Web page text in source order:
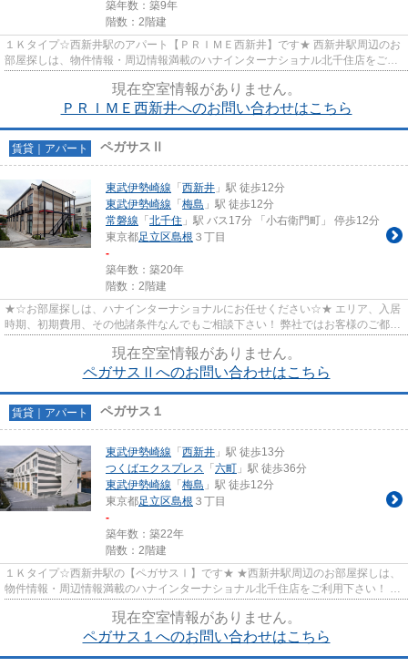
築年数：築9年
階数：2階建
１Ｋタイプ☆西新井駅のアパート【ＰＲＩＭＥ西新井】です★ 西新井駅周辺のお
部屋探しは、物件情報・周辺情報満載のハナインターナショナル北千住店をご利
現在空室情報がありません。
ＰＲＩＭＥ西新井へのお問い合わせはこちら
賃貸｜アパート ペガサスⅡ
東武伊勢崎線 「 西新井 」駅 徒歩12分
東武伊勢崎線 「 梅島 」駅 徒歩12分
常磐線 「 北千住 」駅 バス17分 「小右衛門町」 停歩12分
東京都足立区島根 ３丁目
-
築年数：築20年
階数：2階建
★☆お部屋探しは、ハナインターナショナルにお任せください☆★ エリア、入居
時期、初期費用、その他諸条件なんでもご相談下さい！ 弊社ではお客様のご都合
現在空室情報がありません。
ペガサスⅡへのお問い合わせはこちら
賃貸｜アパート ペガサス１
東武伊勢崎線 「 西新井 」駅 徒歩13分
つくばエクスプレス 「 六町 」駅 徒歩36分
東武伊勢崎線 「 梅島 」駅 徒歩12分
東京都足立区島根 ３丁目
-
築年数：築22年
階数：2階建
１Ｋタイプ☆西新井駅の【ペガサスⅠ】です★ ★西新井駅周辺のお部屋探しは、
物件情報・周辺情報満載のハナインターナショナル北千住店をご利用下さい！ 交
現在空室情報がありません。
ペガサス１へのお問い合わせはこちら